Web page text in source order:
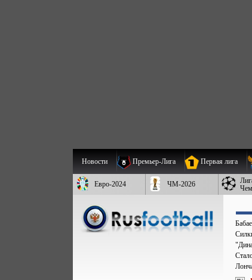
Новости Премьер-Лига Первая лига
Евро-2024 ЧМ-2026